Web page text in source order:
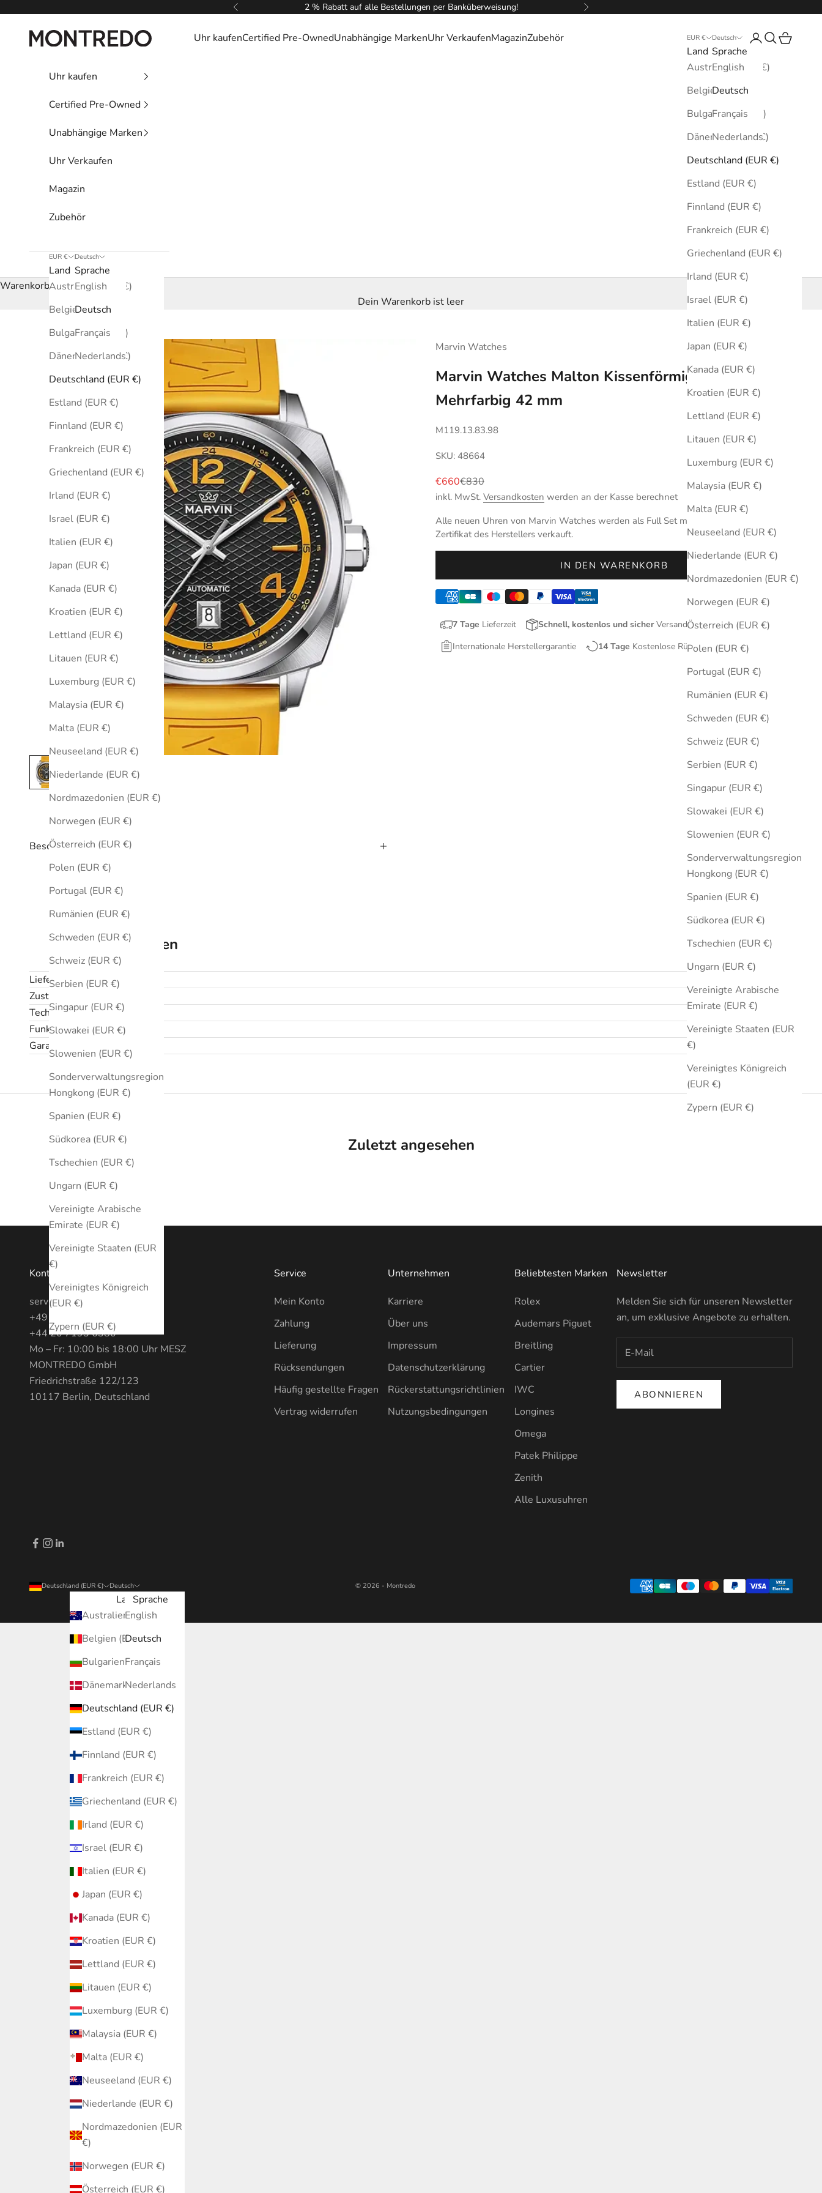
Zurück 2 % Rabatt auf alle Bestellungen per Banküberweisung! Vor
Montredo Uhr kaufenCertified Pre-OwnedUnabhängige MarkenUhr VerkaufenMagazinZubehör EUR €
Land
Australien (EUR €)
Belgien (EUR €)
Bulgarien (EUR €)
Dänemark (EUR €)
Deutschland (EUR €)
Estland (EUR €)
Finnland (EUR €)
Frankreich (EUR €)
Griechenland (EUR €)
Irland (EUR €)
Israel (EUR €)
Italien (EUR €)
Japan (EUR €)
Kanada (EUR €)
Kroatien (EUR €)
Lettland (EUR €)
Litauen (EUR €)
Luxemburg (EUR €)
Malaysia (EUR €)
Malta (EUR €)
Neuseeland (EUR €)
Niederlande (EUR €)
Nordmazedonien (EUR €)
Norwegen (EUR €)
Österreich (EUR €)
Polen (EUR €)
Portugal (EUR €)
Rumänien (EUR €)
Schweden (EUR €)
Schweiz (EUR €)
Serbien (EUR €)
Singapur (EUR €)
Slowakei (EUR €)
Slowenien (EUR €)
Sonderverwaltungsregion
Hongkong (EUR €)
Spanien (EUR €)
Südkorea (EUR €)
Tschechien (EUR €)
Ungarn (EUR €)
Vereinigte Arabische
Emirate (EUR €)
Vereinigte Staaten (EUR
€)
Vereinigtes Königreich
(EUR €)
Zypern (EUR €)
Deutsch
Sprache
English
Deutsch
Français
Nederlands
Anmelden
Suchen
Uhr kaufen
Certified Pre-Owned
Unabhängige Marken
Uhr Verkaufen
Magazin
Zubehör
EUR €
Land
Australien (EUR €)
Belgien (EUR €)
Bulgarien (EUR €)
Dänemark (EUR €)
Deutschland (EUR €)
Estland (EUR €)
Finnland (EUR €)
Frankreich (EUR €)
Griechenland (EUR €)
Irland (EUR €)
Israel (EUR €)
Italien (EUR €)
Japan (EUR €)
Kanada (EUR €)
Kroatien (EUR €)
Lettland (EUR €)
Litauen (EUR €)
Luxemburg (EUR €)
Malaysia (EUR €)
Malta (EUR €)
Neuseeland (EUR €)
Niederlande (EUR €)
Nordmazedonien (EUR €)
Norwegen (EUR €)
Österreich (EUR €)
Polen (EUR €)
Portugal (EUR €)
Rumänien (EUR €)
Schweden (EUR €)
Schweiz (EUR €)
Serbien (EUR €)
Singapur (EUR €)
Slowakei (EUR €)
Slowenien (EUR €)
Sonderverwaltungsregion
Hongkong (EUR €)
Spanien (EUR €)
Südkorea (EUR €)
Tschechien (EUR €)
Ungarn (EUR €)
Vereinigte Arabische
Emirate (EUR €)
Vereinigte Staaten (EUR
€)
Vereinigtes Königreich
(EUR €)
Zypern (EUR €)
Deutsch
Sprache
English
Deutsch
Français
Nederlands
Warenkorb
Dein Warenkorb ist leer
Marvin Watches
Marvin Watches Malton Kissenförmig Automatik
Mehrfarbig 42 mm
M119.13.83.98
SKU: 48664
Angebot
€660Regulärer Preis
€830
inkl. MwSt. Versandkosten werden an der Kasse berechnet
Alle neuen Uhren von Marvin Watches werden als Full Set mit Originalbox und
Zertifikat des Herstellers verkauft.
IN DEN WARENKORB
7 Tage Lieferzeit Schnell, kostenlos und sicherVersand
Internationale Herstellergarantie
14 Tage Kostenlose Rücksendungen
Beschreibung
Technische Daten
Lieferumfang
Zustand
Technische Daten
Funktionen
Garantie und Rückgabe
Zuletzt angesehen
Kontakt
service@MONTREDO.com
+49 (0) 3028886470
+44 20 7193 6380
Mo – Fr: 10:00 bis 18:00 Uhr MESZ
MONTREDO GmbH
Friedrichstraße 122/123
10117 Berlin, Deutschland
Service
Mein Konto
Zahlung
Lieferung
Rücksendungen
Häufig gestellte Fragen
Vertrag widerrufen
Unternehmen
Karriere
Über uns
Impressum
Datenschutzerklärung
Rückerstattungsrichtlinien
Nutzungsbedingungen
Beliebtesten Marken
Rolex
Audemars Piguet
Breitling
Cartier
IWC
Longines
Omega
Patek Philippe
Zenith
Alle Luxusuhren
Newsletter
Melden Sie sich für unseren Newsletter
an, um exklusive Angebote zu erhalten.
ABONNIEREN
Deutschland (EUR €)
Land
Australien (EUR €)
Belgien (EUR €)
Bulgarien (EUR €)
Dänemark (EUR €)
Deutschland (EUR €)
Estland (EUR €)
Finnland (EUR €)
Frankreich (EUR €)
Griechenland (EUR €)
Irland (EUR €)
Israel (EUR €)
Italien (EUR €)
Japan (EUR €)
Kanada (EUR €)
Kroatien (EUR €)
Lettland (EUR €)
Litauen (EUR €)
Luxemburg (EUR €)
Malaysia (EUR €)
Malta (EUR €)
Neuseeland (EUR €)
Niederlande (EUR €)
Nordmazedonien (EUR
€)
Norwegen (EUR €)
Österreich (EUR €)
Deutsch
Sprache
English
Deutsch
Français
Nederlands
© 2026 - Montredo